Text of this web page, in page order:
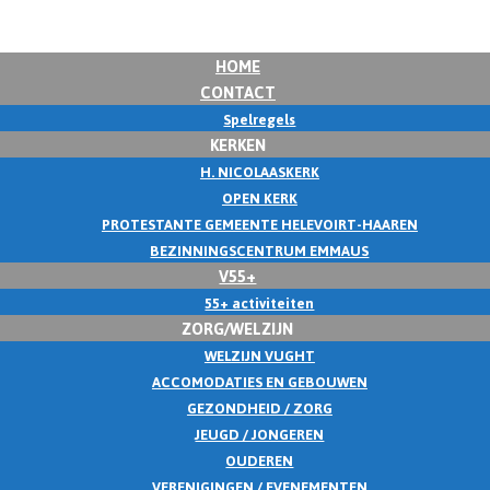
HOME
CONTACT
Spelregels
KERKEN
H. NICOLAASKERK
OPEN KERK
PROTESTANTE GEMEENTE HELEVOIRT-HAAREN
BEZINNINGSCENTRUM EMMAUS
V55+
55+ activiteiten
ZORG/WELZIJN
WELZIJN VUGHT
ACCOMODATIES EN GEBOUWEN
GEZONDHEID / ZORG
JEUGD / JONGEREN
OUDEREN